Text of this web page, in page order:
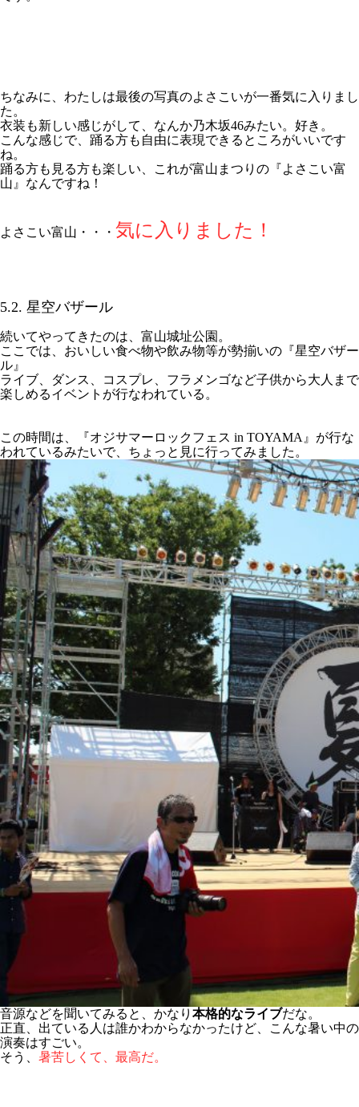
ちなみに、わたしは最後の写真のよさこいが一番気に入りまし
た。
衣装も新しい感じがして、なんか乃木坂46みたい。好き。
こんな感じで、踊る方も自由に表現できるところがいいです
ね。
踊る方も見る方も楽しい、これが富山まつりの『よさこい富
山』なんですね！
よさこい富山・・・ 気に入りました！
5.2. 星空バザール
続いてやってきたのは、富山城址公園。
ここでは、おいしい食べ物や飲み物等が勢揃いの『星空バザー
ル』
ライブ、ダンス、コスプレ、フラメンゴなど子供から大人まで
楽しめるイベントが行なわれている。
この時間は、『オジサマーロックフェス in TOYAMA』が行な
われているみたいで、ちょっと見に行ってみました。
音源などを聞いてみると、かなり 本格的なライブだな。
正直、出ている人は誰かわからなかったけど、こんな暑い中の
演奏はすごい。
そう、 暑苦しくて、最高だ。